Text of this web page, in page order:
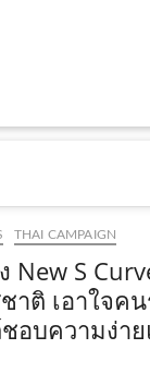
t
g
r
a
m
t
k
.
c
o
| CREATIVE |
THAI CAMPAIGN
New S
าติ เอาใจค
อบความง่า